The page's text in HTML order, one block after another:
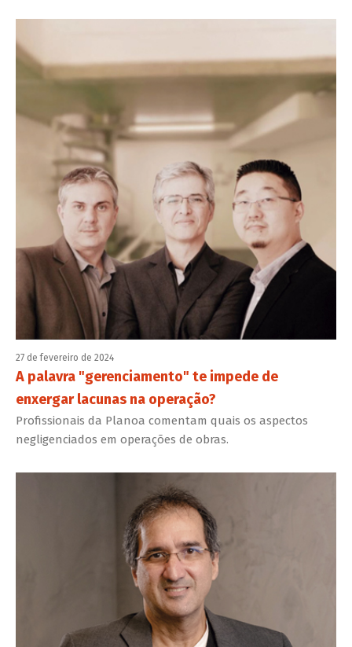
27 de fevereiro de 2024
A palavra "gerenciamento" te impede de
enxergar lacunas na operação?
Profissionais da Planoa comentam quais os aspectos
negligenciados em operações de obras.